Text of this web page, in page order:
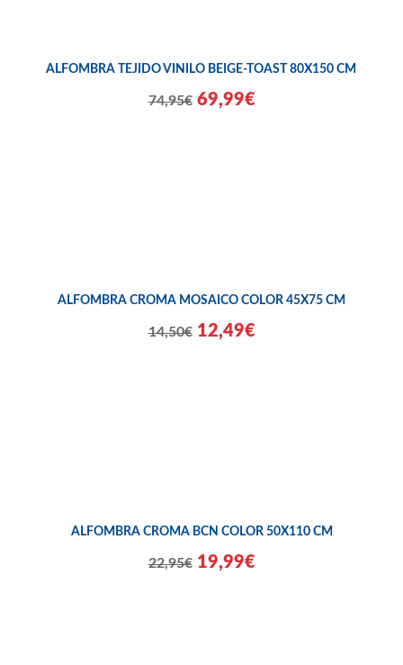
ALFOMBRA TEJIDO VINILO BEIGE-TOAST 80X150 CM
74,95€ 69,99€
ALFOMBRA CROMA MOSAICO COLOR 45X75 CM
14,50€ 12,49€
ALFOMBRA CROMA BCN COLOR 50X110 CM
22,95€ 19,99€